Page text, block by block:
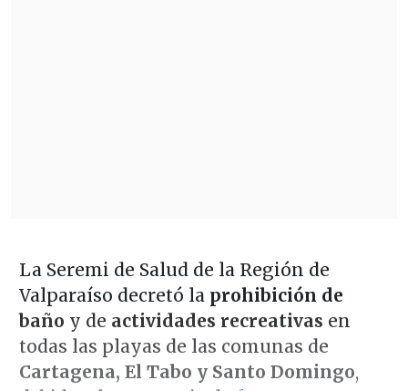
La Seremi de Salud de la Región de
Valparaíso decretó la prohibición de
baño y de actividades recreativas en
todas las playas de las comunas de
Cartagena, El Tabo y Santo Domingo,